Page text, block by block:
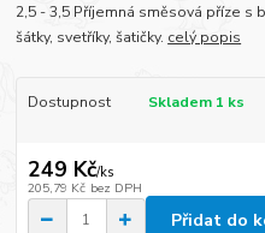
2,5 - 3,5 Příjemná směsová příze s
šátky, svetříky, šatičky. celý popis
Dostupnost Skladem 1 ks
249 Kč/ks
205,79 Kč bez DPH
Přidat do